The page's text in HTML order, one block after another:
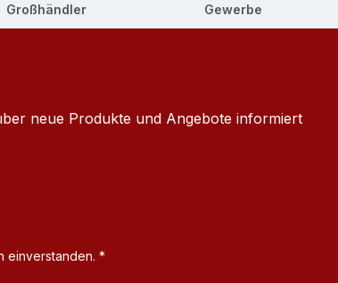
Großhändler
Gewerbe
neue Produkte und Angebote informiert
einverstanden. *